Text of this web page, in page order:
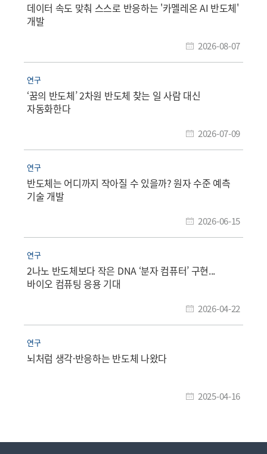
데이터 속도 맞춰 스스로 반응하는 '카멜레온 AI 반도체'
개발
2026-08-07
연구
‘꿈의 반도체’ 2차원 반도체 찾는 일 사람 대신
자동화한다
2026-07-09
연구
반도체는 어디까지 작아질 수 있을까? 원자 수준 예측
기술 개발
2026-06-15
연구
2나노 반도체보다 작은 DNA ‘분자 컴퓨터’ 구현...
바이오 컴퓨팅 응용 기대
2026-04-22
연구
뇌처럼 생각·반응하는 반도체 나왔다
2025-04-16